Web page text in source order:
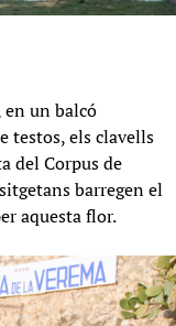
un balcó
testos, els clavells
del Corpus de
barregen el
aquesta flor.